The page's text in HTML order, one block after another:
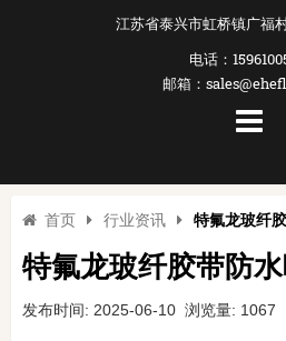
江苏省泰兴市虹桥镇广福
电话：
邮箱：
首页 行业资讯 特氟龙玻纤
特氟龙玻纤胶带防水
发布时间: 2025-06-10 浏览量: 1067